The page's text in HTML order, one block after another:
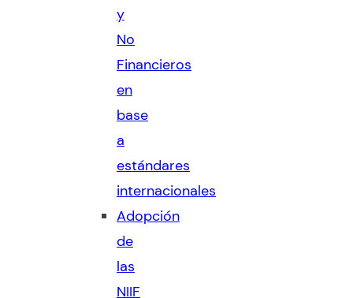
y
No
Financieros
en
base
a
estándares
internacionales
Adopción
de
las
NIIF